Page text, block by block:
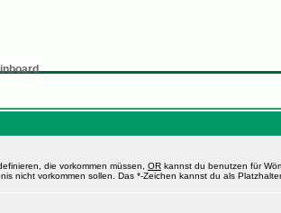
die vorkommen müssen, ORkannst du benutzen für
nicht vorkommen sollen. Das *-Zeichen kannst du als